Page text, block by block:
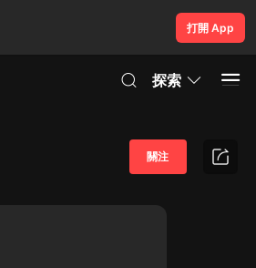
打開 App
探索
關注